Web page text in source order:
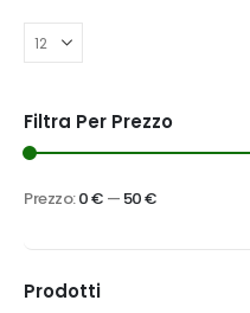
Filtra Per Prezzo
Prezzo:0 € — 50 €
Prodotti